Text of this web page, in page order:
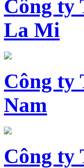
Công ty
La Mi
Công ty
Nam
Công ty